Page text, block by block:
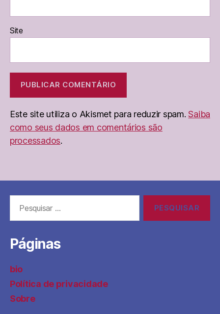
Site
Este site utiliza o Akismet para reduzir spam.Saiba
como seus dados em comentários são
processados.
por:
Páginas
bio
Política de privacidade
Sobre